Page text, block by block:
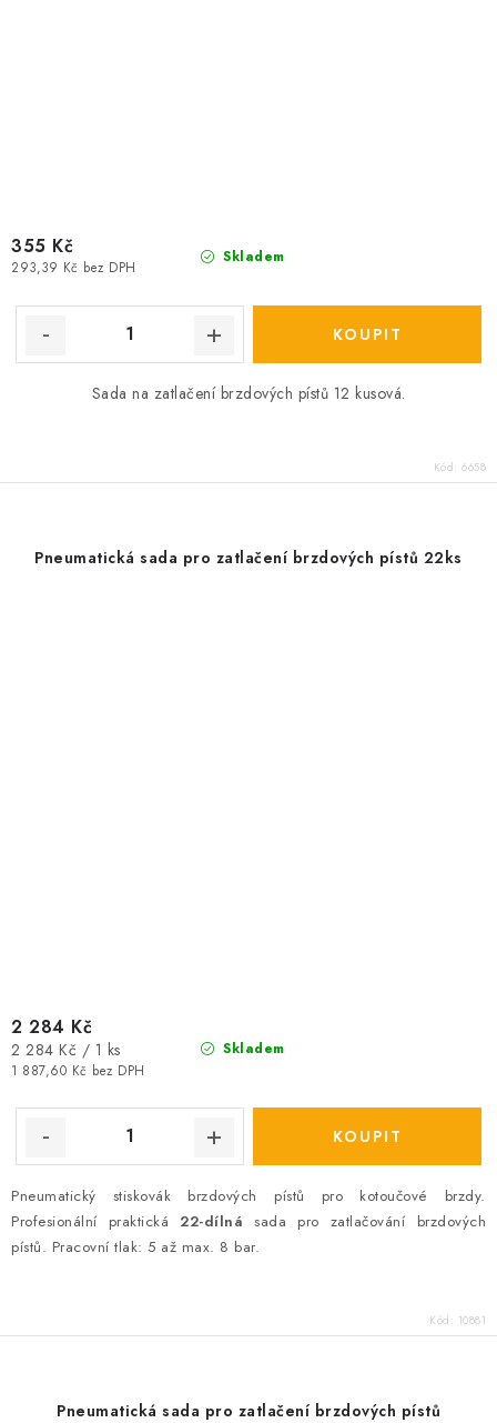
Skladem
293,39 Kč bez DPH
355 Kč
Sada na zatlačení brzdových pístů 12 kusová.
Kód: 6658
Pneumatická sada pro zatlačení brzdových pístů 22ks
Skladem
1 887,60 Kč bez DPH
2 284 Kč
Měrná
cena:
2 284 Kč / 1 ks
Pneumatický stiskovák brzdových pístů pro kotoučové brzdy.
Profesionální praktická 22-dílná sada pro zatlačování brzdových
pístů. Pracovní tlak: 5 až max. 8 bar.
Kód: 10881
Pneumatická sada pro zatlačení brzdových pístů